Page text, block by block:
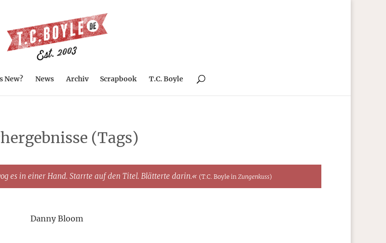
New? News Archiv Scrapbook T.C. Boyle
(Tags)
es in einer Hand. Starrte auf den Titel. Blätterte darin.« (T.C. Boyle in Zungenkuss)
Danny Bloom